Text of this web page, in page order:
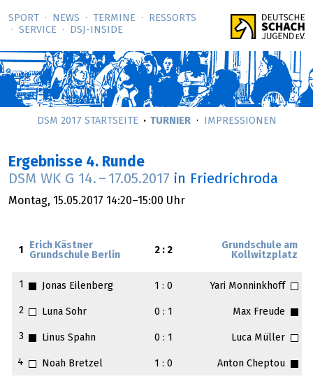
SPORT NEWS TERMINE
RESSORTS
SERVICE
DSJ-­INSIDE
DSM 2017 STARTSEITE TURNIER IMPRESSIONEN
Ergebnisse 4. Runde
DSM WK G 14. – 17.05.2017 in Friedrichroda
Montag, 15.05.2017 14:20–15:00 Uhr
1
Erich Kästner
Grundschule Berlin
2 : 2
Grundschule am
Kollwitzplatz
1 Jonas Eilenberg 1 : 0 Yari Monninkhoff
2 Luna Sohr 0 : 1 Max Freude
3 Linus Spahn 0 : 1 Luca Müller
4 Noah Bretzel 1 : 0 Anton Cheptou